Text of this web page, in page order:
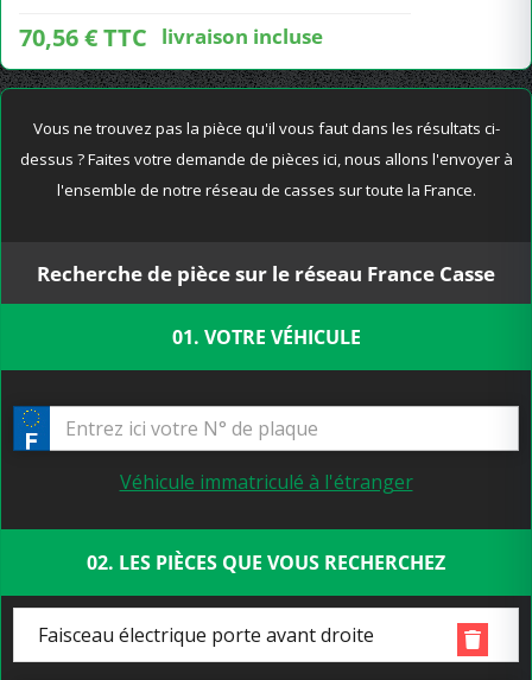
70,56 € TTC livraison incluse
Vous ne trouvez pas la pièce qu'il vous faut dans les résultats ci-
dessus ? Faites votre demande de pièces ici, nous allons l'envoyer à
l'ensemble de notre réseau de casses sur toute la France.
Recherche de pièce sur le réseau France Casse
01. VOTRE VÉHICULE
Véhicule immatriculé à l'étranger
02. LES PIÈCES QUE VOUS RECHERCHEZ
Faisceau électrique porte avant droite